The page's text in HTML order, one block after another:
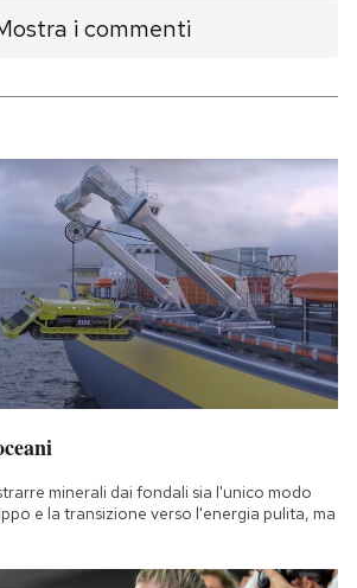
i commenti
minerali dai fondali sia l'unico modo
e la transizione verso l'energia pulita, ma